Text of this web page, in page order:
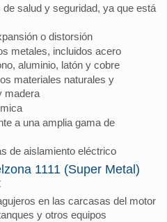
salud y seguridad, ya que está
o distorsión
metales, incluidos acero
aluminio, latón y cobre
materiales naturales y
madera
a una amplia gama de
de aislamiento eléctrico
1111 (Super Metal)
en las carcasas del motor
y otros equipos